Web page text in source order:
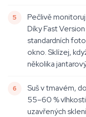
Pečlivě
Díky Fast
standardních
okno. Sklízej,
několika
Suš v tmavém,
55–60 %
uzavřených